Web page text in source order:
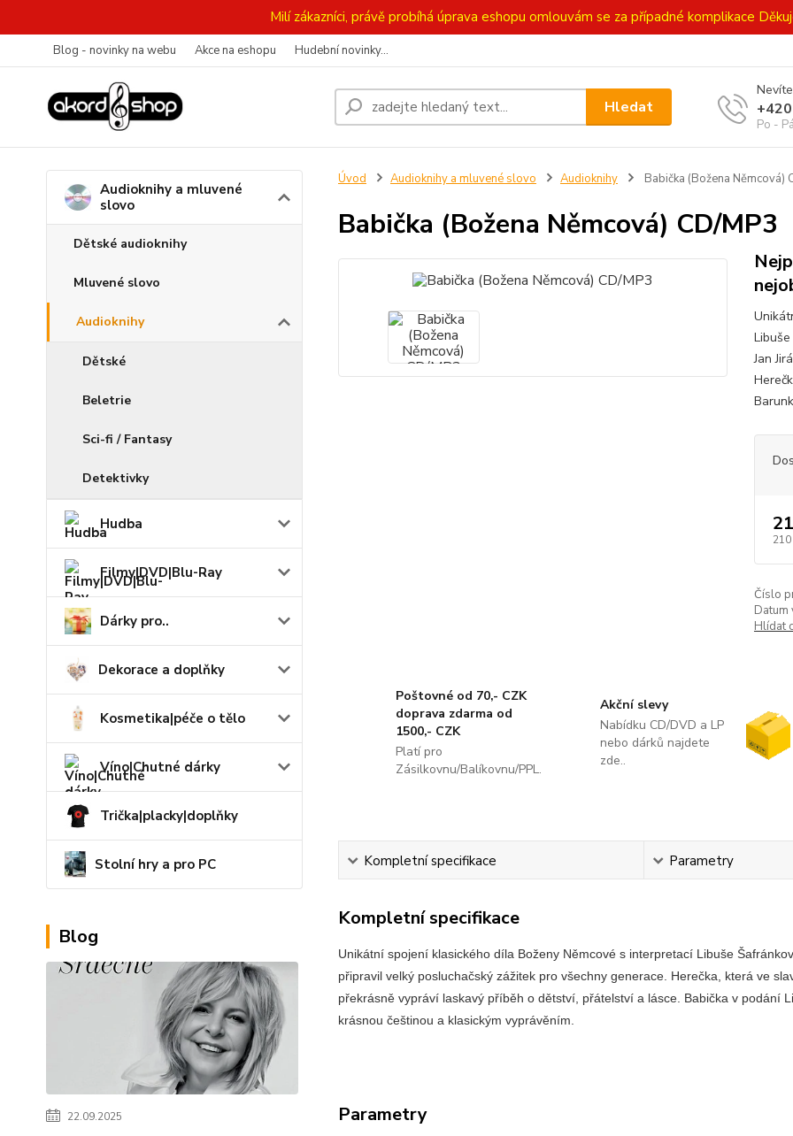
Milí zákazníci, právě probíhá úprava eshopu omlouvám se za případné komplikace
Blog - novinky na webu Akce na eshopu Hudební novinky...
Hledat
Po -
Audioknihy a mluvené
slovo
Dětské audioknihy
Mluvené slovo
Audioknihy
Dětské
Beletrie
Sci-fi / Fantasy
Detektivky
Hudba
Filmy|DVD|Blu-Ray
Dárky pro..
Dekorace a doplňky
Kosmetika|péče o tělo
Víno|Chutné dárky
Trička|placky|doplňky
Stolní hry a pro PC
Blog
22.09.2025
Úvod Audioknihy a mluvené slovo Audioknihy Babička (Božena Němcová)
Babička (Božena Němcová) CD/MP3
Jan
210
Číslo
Datum
Hlídat
Poštovné od 70,- CZK
doprava zdarma od
1500,- CZK
Platí pro
Zásilkovnu/Balíkovnu/PPL.
Akční slevy
Nabídku CD/DVD a LP
nebo dárků najdete
zde..
Kompletní specifikace Parametry
Kompletní specifikace
Unikátní spojení klasického díla Boženy Němcové s interpretací Libuše
připravil velký posluchačský zážitek pro všechny generace. Herečka, která ve
překrásně vypráví laskavý příběh o dětství, přátelství a lásce. Babička v podání
krásnou češtinou a klasickým vyprávěním.
Parametry